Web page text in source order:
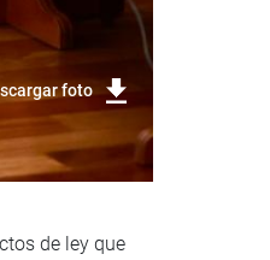
foto
de ley que